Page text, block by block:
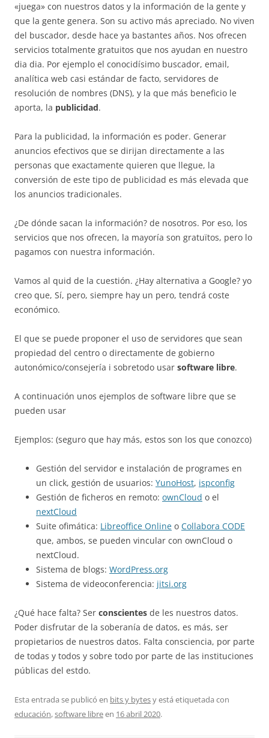
«juega» con nuestros datos y la información de la gente y
que la gente genera. Son su activo más apreciado. No viven
del buscador, desde hace ya bastantes años. Nos ofrecen
servicios totalmente gratuitos que nos ayudan en nuestro
dia dia. Por ejemplo el conocidísimo buscador, email,
analítica web casi estándar de facto, servidores de
resolución de nombres (DNS), y la que más beneficio le
aporta, la publicidad.
Para la publicidad, la información es poder. Generar
anuncios efectivos que se dirijan directamente a las
personas que exactamente quieren que llegue, la
conversión de este tipo de publicidad es más elevada que
los anuncios tradicionales.
¿De dónde sacan la información? de nosotros. Por eso, los
servicios que nos ofrecen, la mayoría son gratuïtos, pero lo
pagamos con nuestra información.
Vamos al quid de la cuestión. ¿Hay alternativa a Google? yo
creo que, Sí, pero, siempre hay un pero, tendrá coste
económico.
El que se puede proponer el uso de servidores que sean
propiedad del centro o directamente de gobierno
autonómico/consejería i sobretodo usar software libre.
A continuación unos ejemplos de software libre que se
pueden usar
Ejemplos: (seguro que hay más, estos son los que conozco)
Gestión del servidor e instalación de programes en
un click, gestión de usuarios: YunoHost, ispconfig
Gestión de ficheros en remoto: ownCloud o el
nextCloud
Suite ofimática: Libreoffice Online o Collabora CODE
que, ambos, se pueden vincular con ownCloud o
nextCloud.
Sistema de blogs: WordPress.org
Sistema de videoconferencia: jitsi.org
¿Qué hace falta? Ser conscientes de les nuestros datos.
Poder disfrutar de la soberanía de datos, es más, ser
propietarios de nuestros datos. Falta consciencia, por parte
de todas y todos y sobre todo por parte de las instituciones
públicas del estdo.
Esta entrada se publicó en bits y bytesy está etiquetada con
educación,software libreen 16 abril 2020.